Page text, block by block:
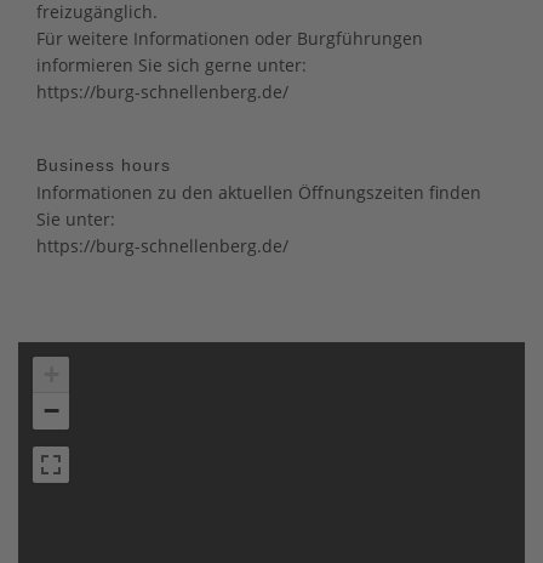
freizugänglich.
Für weitere Informationen oder Burgführungen
informieren Sie sich gerne unter:
https://burg-schnellenberg.de/
Business hours
Informationen zu den aktuellen Öffnungszeiten finden
Sie unter:
https://burg-schnellenberg.de/
−